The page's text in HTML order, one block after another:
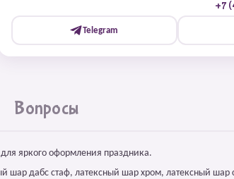
+7
Telegram
Вопросы
яркого оформления праздника.
шар дабс стаф, латексный шар хром, латексный шар